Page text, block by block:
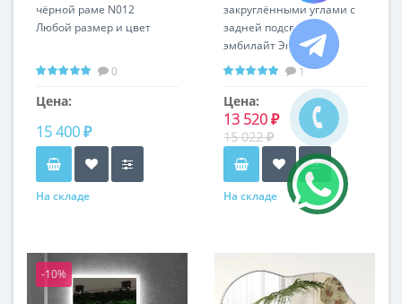
чёрной раме N012
Любой размер и цвет
0
Цена:
15 400 ₽
На складе
закруглёнными углами с
задней подсветкой
эмбилайт Эмбиенс
Любая высота и ширина
Горизонтальная и
вертикальная установка
1
Цена:
13 520 ₽
15 022 ₽
На складе
-10%